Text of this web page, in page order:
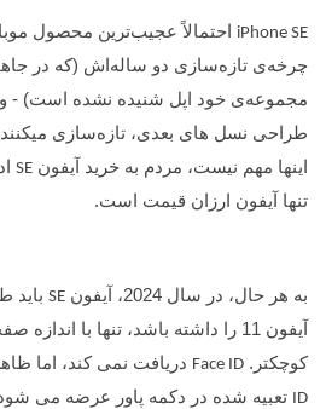
iPhone SE احتمالاً عجیب‌ترین محصول
چرخه‌ی تازه‌سازی دو ساله‌اش (که در
مجموعه‌ی خود اپل شنیده نشده است) -
طراحی نسل های بعدی، تازه‌سازی میکنند
اینها مهم نیست، مردم به خرید آیفون SE
تنها آیفون ارزان قیمت است.
به هر حال، در سال 2024، آیفون SE باید
آیفون 11 را داشته باشد، تنها با
کوچکتر. Face ID دریافت نمی کند، اما
ID
تعبیه شده در دکمه پاور عرضه می